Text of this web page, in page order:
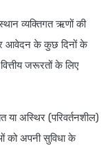
व्यक्तिगत ऋणों की
आवेदन के कुछ दिनों के
जरूरतों के लिए
या अस्थिर (परिवर्तनशील)
को अपनी सुविधा के